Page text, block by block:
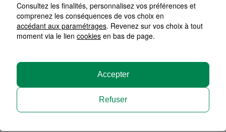
3 VIGNEUX SUR SEINE
BRIE COMTE ROBERT
HORAIRES D'AUJOURD'HUI
Consultez les finalités, personnalisez vos préférences et
comprenez les conséquences de vos choix en
accédant aux paramétrages. Revenez sur vos choix à tout
moment via le lien cookies en bas de page.
Refuser
Accepter